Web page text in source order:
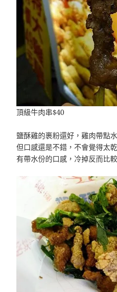
頂級牛肉串$40
鹽酥雞的裹粉還好，雞肉帶點
但口感還是不錯，不會覺得太
有帶水份的口感，冷掉反而比